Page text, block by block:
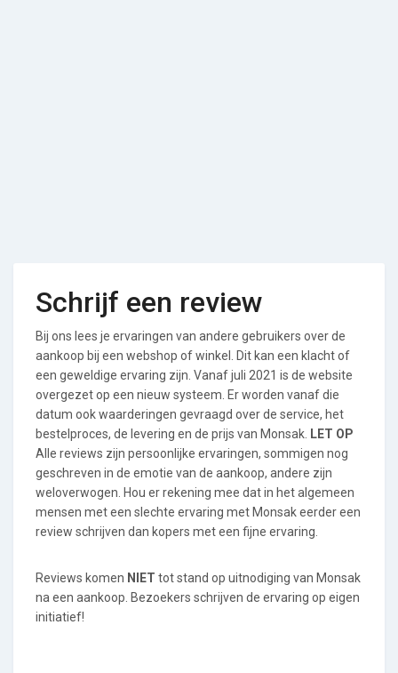
Schrijf een review
Bij ons lees je ervaringen van andere gebruikers over de
aankoop bij een webshop of winkel. Dit kan een klacht of
een geweldige ervaring zijn. Vanaf juli 2021 is de website
overgezet op een nieuw systeem. Er worden vanaf die
datum ook waarderingen gevraagd over de service, het
bestelproces, de levering en de prijs van Monsak. LET OP
Alle reviews zijn persoonlijke ervaringen, sommigen nog
geschreven in de emotie van de aankoop, andere zijn
weloverwogen. Hou er rekening mee dat in het algemeen
mensen met een slechte ervaring met Monsak eerder een
review schrijven dan kopers met een fijne ervaring.
Reviews komen NIET tot stand op uitnodiging van Monsak
na een aankoop. Bezoekers schrijven de ervaring op eigen
initiatief!